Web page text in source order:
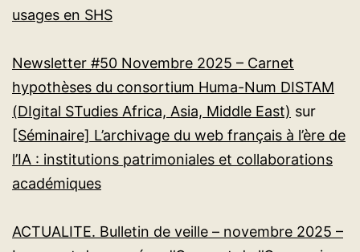
usages en SHS
Newsletter #50 Novembre 2025 – Carnet
hypothèses du consortium Huma-Num DISTAM
(DIgital STudies Africa, Asia, Middle East) sur
[Séminaire] L’archivage du web français à l’ère de
l’IA : institutions patrimoniales et collaborations
académiques
ACTUALITE. Bulletin de veille – novembre 2025 –